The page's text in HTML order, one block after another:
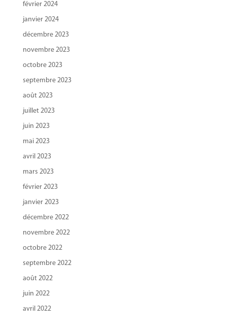
février 2024
janvier 2024
décembre 2023
novembre 2023
octobre 2023
septembre 2023
août 2023
juillet 2023
juin 2023
mai 2023
avril 2023
mars 2023
février 2023
janvier 2023
décembre 2022
novembre 2022
octobre 2022
septembre 2022
août 2022
juin 2022
avril 2022